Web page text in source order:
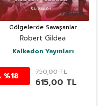
Gölgelerde Savaşanlar
Robert Gildea
Kalkedon Yayınları
%18 750,00TL
615,00 TL